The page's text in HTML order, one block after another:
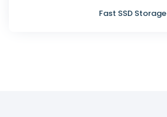
Fast SSD Storage